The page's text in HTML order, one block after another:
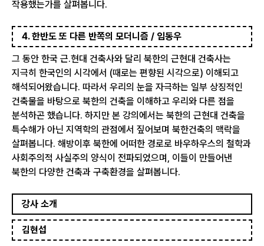
작용했는가를 살펴봅니다.
4. 한반도 또 다른 반쪽의 모더니즘 / 임동우
그 동안 한국 근.현대 건축사와 달리 북한의 근현대 건축사는
지극히 한국인의 시각에서 (때로는 편향된 시각으로) 이해되고
해석되어왔습니다. 따라서 우리의 눈을 자극하는 일부 상징적인
건축물을 바탕으로 북한의 건축을 이해하고 우리와 다른 점을
분석하곤 했습니다. 하지만 본 강의에서는 북한의 근현대 건축을
특수해가 아닌 지역학의 관점에서 짚어보며 북한건축의 맥락을
살펴봅니다. 해방이후 북한에 어떠한 경로로 바우하우스의 철학과
사회주의적 사실주의 양식이 전파되었으며, 이들이 만들어낸
북한의 다양한 건축과 구축환경을 살펴봅니다.
강사 소개
김현섭